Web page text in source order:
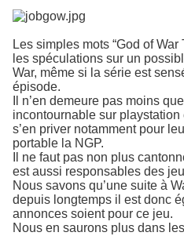
Les simples mots “God of
les spéculations sur un
War, même si la série est
épisode.
Il n’en demeure pas moins
incontournable sur playstation
s’en priver notamment pour
portable la NGP.
Il ne faut pas non plus
est aussi responsables des
Nous savons qu’une suite à
depuis longtemps il est donc
annonces soient pour ce jeu.
Nous en saurons plus dans